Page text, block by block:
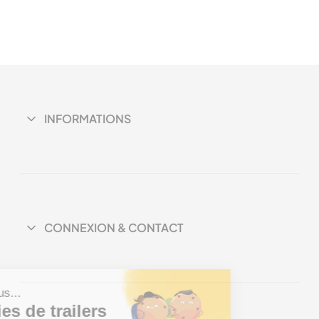
nous...
de trailers
INFORMATIONS
CONNEXION & CONTACT